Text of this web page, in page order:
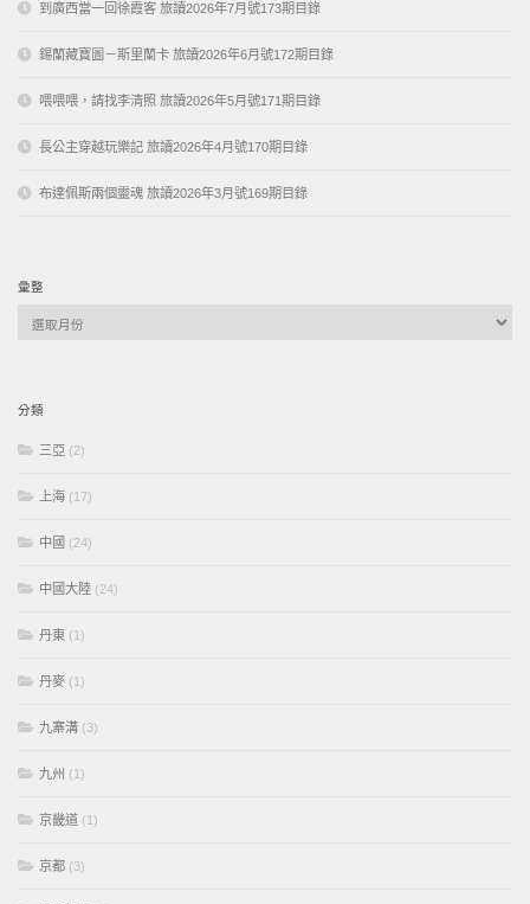
到廣西當一回徐霞客 旅讀2026年7月號173期目錄
錫蘭藏寶圖－斯里蘭卡 旅讀2026年6月號172期目錄
喂喂喂，請找李清照 旅讀2026年5月號171期目錄
長公主穿越玩樂記 旅讀2026年4月號170期目錄
布達佩斯兩個靈魂 旅讀2026年3月號169期目錄
彙整
分類
三亞 (2)
上海 (17)
中國 (24)
中國大陸 (24)
丹東 (1)
丹麥 (1)
九寨溝 (3)
九州 (1)
京畿道 (1)
京都 (3)